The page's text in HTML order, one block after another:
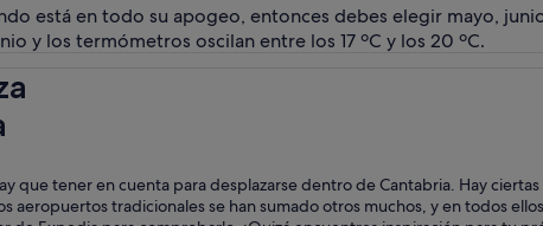
está en todo su apogeo, entonces debes elegir mayo,
y los termómetros oscilan entre los 17 ºC y los 20 ºC.
que tener en cuenta para desplazarse dentro de Cantabria. Hay
aeropuertos tradicionales se han sumado otros muchos, y en todos